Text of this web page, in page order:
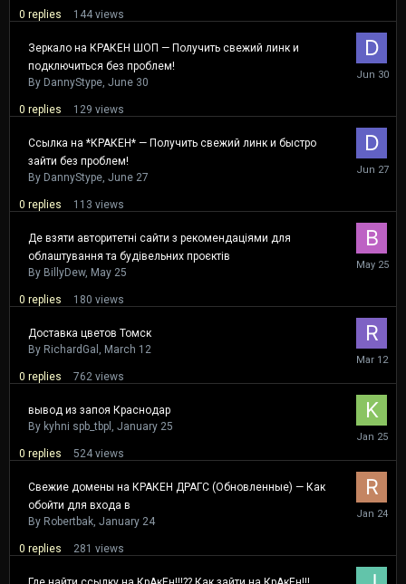
0 replies 144 views
Зеркало на КРАКЕН ШОП — Получить свежий линк и
подключиться без проблем!
By DannyStype June 30
0 replies 129 views
June
30
Ссылка на *КРАКЕН* — Получить свежий линк и быстро
зайти без проблем!
By DannyStype June 27
0 replies 113 views
June
27
Де взяти авторитетні сайти з рекомендаціями для
облаштування та будівельних проєктів
By BillyDew, May 25
0 replies 180 views
May
25
Доставка цветов Томск
By RichardGal March 12
0 replies 762 views
March
12
вывод из запоя Краснодар
By kyhni spb_tbpl January 25
0 replies 524 views
January
25
Свежие домены на КРАКЕН ДРАГС (Обновленные) — Как
обойти для входа в
By Robertbak January 24
0 replies 281 views
January
24